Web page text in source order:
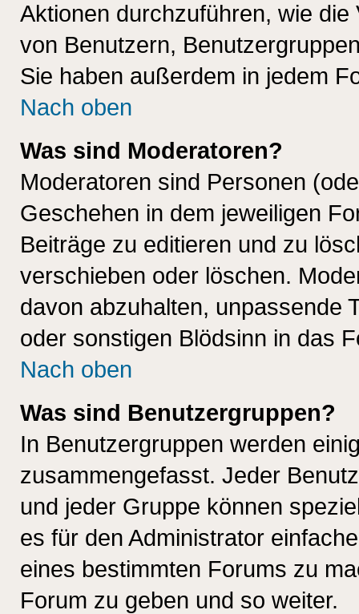
Aktionen durchzuführen, wie
von Benutzern,
Sie haben außerdem in jedem
Nach oben
Was sind Moderatoren?
Moderatoren sind Personen
Geschehen in dem jeweiligen
Beiträge zu editieren und zu
verschieben oder löschen.
davon abzuhalten, unpassende
oder sonstigen Blödsinn in das
Nach oben
Was sind Benutzergruppen?
In Benutzergruppen werden
zusammengefasst. Jeder
und jeder Gruppe können
es für den Administrator
eines bestimmten Forums zu
Forum zu geben und so weiter.